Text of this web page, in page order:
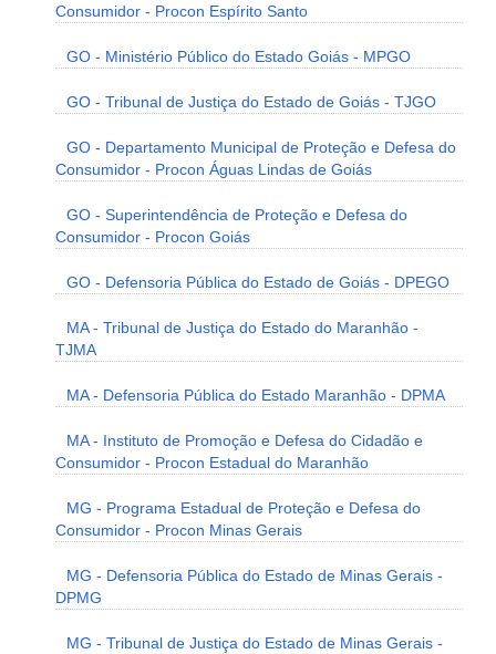
Consumidor - Procon Espírito Santo
GO - Ministério Público do Estado Goiás - MPGO
GO - Tribunal de Justiça do Estado de Goiás - TJGO
GO - Departamento Municipal de Proteção e Defesa do
Consumidor - Procon Águas Lindas de Goiás
GO - Superintendência de Proteção e Defesa do
Consumidor - Procon Goiás
GO - Defensoria Pública do Estado de Goiás - DPEGO
MA - Tribunal de Justiça do Estado do Maranhão -
TJMA
MA - Defensoria Pública do Estado Maranhão - DPMA
MA - Instituto de Promoção e Defesa do Cidadão e
Consumidor - Procon Estadual do Maranhão
MG - Programa Estadual de Proteção e Defesa do
Consumidor - Procon Minas Gerais
MG - Defensoria Pública do Estado de Minas Gerais -
DPMG
MG - Tribunal de Justiça do Estado de Minas Gerais -